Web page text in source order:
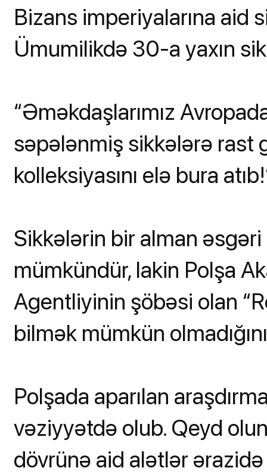
Bizans imperiyalarına aid
Ümumilikdə 30-a yaxın
“Əməkdaşlarımız
səpələnmiş sikkələrə rast
kolleksiyasını elə bura
Sikkələrin bir alman
mümkündür, lakin Polşa
Agentliyinin şöbəsi olan
bilmək mümkün
Polşada aparılan
vəziyyətdə olub. Qeyd
dövrünə aid alətlər